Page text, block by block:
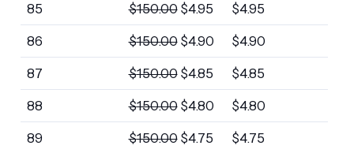
85 $150.00 $4.95 $4.95
86 $150.00 $4.90 $4.90
87 $150.00 $4.85 $4.85
88 $150.00 $4.80 $4.80
89 $150.00 $4.75 $4.75